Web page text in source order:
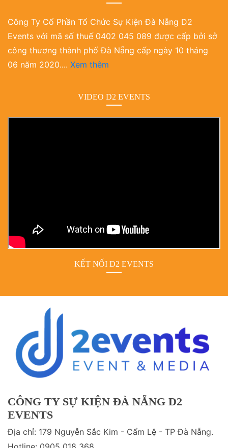
Công Ty Cổ Phần Tổ Chức Sự Kiện Đà Nẵng D2
Events với mã số thuế 0402 045 089 được cấp bởi sở
công thương thành phố Đà Nẵng cấp ngày 10 tháng
06 năm 2020.... Xem thêm
VIDEO D2 EVENTS
KẾT NỐI D2 EVENTS
CÔNG TY SỰ KIỆN ĐÀ NẴNG D2
EVENTS
Địa chỉ: 179 Nguyễn Sắc Kim - Cẩm Lệ - TP Đà Nẵng.